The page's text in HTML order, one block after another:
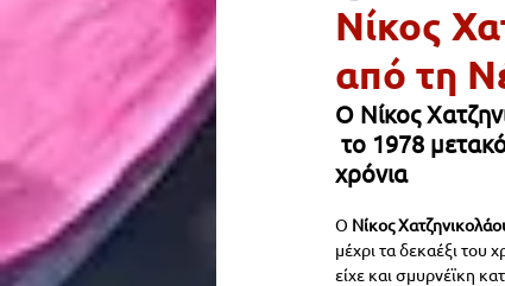
ΨΥΧΑΓΩΓΙΑ ΕΡΓΑΣΙΑ
ΠΑΡΑΠΟΝΑ ΔΗΜΟΤΩΝ
ΦΙΛΑΝΘΡΩΠΙΑ
Νίκος
από τη
Ο Νίκος
το 1978
χρόνια
Ο Νίκος
μέχρι τα δεκαέξι του
είχε και σμυρνέϊκη